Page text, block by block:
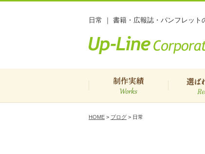
日常 ｜ 書籍・広報誌・パンフレッ
HOME > ブログ > 日常